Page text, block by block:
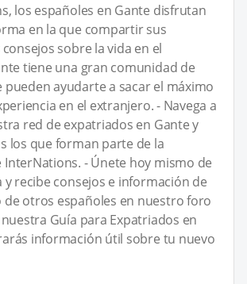
los españoles en Gante disfrutan
en la que compartir sus
sobre la vida en el
tiene una gran comunidad de
pueden ayudarte a sacar el máximo
en el extranjero. - Navega a
red de expatriados en Gante y
los que forman parte de la
- Únete hoy mismo de
recibe consejos e información de
otros españoles en nuestro foro
nuestra Guía para Expatriados en
información útil sobre tu nuevo